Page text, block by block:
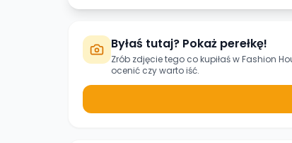
Byłaś tutaj? Pokaż perełkę!
Zrób zdjęcie tego co kupiłaś wFashion
ocenić czy warto iść.